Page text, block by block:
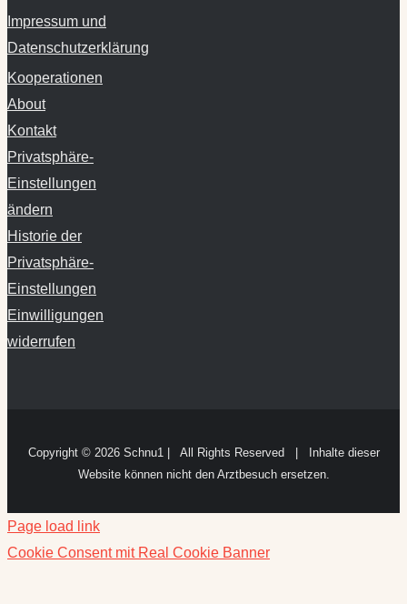
Impressum und
Datenschutzerklärung
Kooperationen
About
Kontakt
Privatsphäre-
Einstellungen
ändern
Historie der
Privatsphäre-
Einstellungen
Einwilligungen
widerrufen
Copyright © 2026 Schnu1 | All Rights Reserved | Inhalte dieser
Website können nicht den Arztbesuch ersetzen.
Page load link
Cookie Consent mit Real Cookie Banner